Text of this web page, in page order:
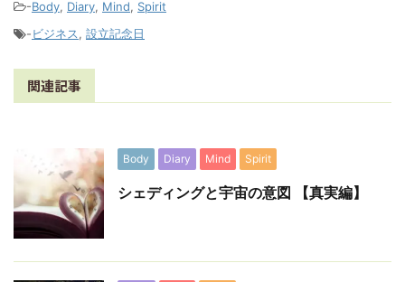
-Body, Diary, Mind, Spirit
-ビジネス, 設立記念日
関連記事
Body Diary Mind Spirit
シェディングと宇宙の意図 【真実編】